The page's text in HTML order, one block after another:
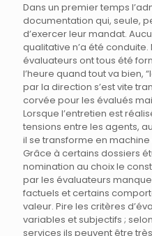
Dans un premier temps
documentation qui, seule,
d’exercer leur mandat.
qualitative n’a été
évaluateurs ont tous été
l’heure quand tout va bien,
par la direction s’est vite
corvée pour les évalués
Lorsque l’entretien est
tensions entre les agents,
il se transforme en
Grâce à certains dossiers
nomination au choix le
par les évaluateurs
factuels et certains
valeur. Pire les critères
variables et subjectifs ;
services ils peuvent être